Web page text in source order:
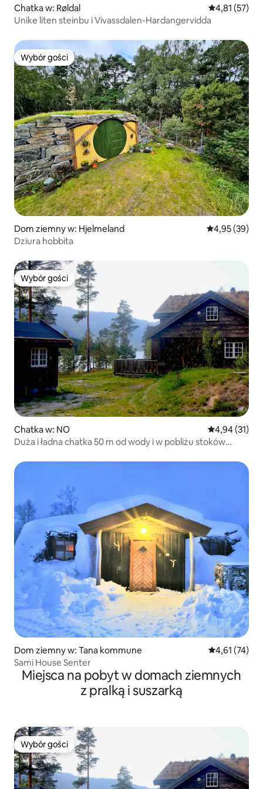
Chatka w: Røldal Średnia
4,81 (57)
Unike liten steinbu i Vivassdalen-Hardangervidda
Wybór gości
Wybór gości
Dom ziemny w: Hjelmeland Średnia
4,95 (39)
Dziura hobbita
Wybór gości
Wybór gości
Chatka w: NO Średnia
4,94 (31)
Duża i ładna chatka 50 m od wody i w pobliżu stoków
Dom ziemny w: Tana kommune Średnia
4,61 (74)
Sami House Senter
Miejsca na pobyt w domach ziemnych
z pralką i suszarką
Wybór gości
Wybór gości